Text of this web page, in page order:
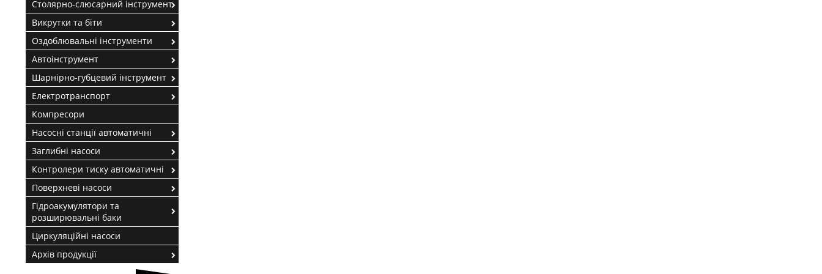
Столярно-слюсарний інструмент
Викрутки та біти
Оздоблювальні інструменти
Автоінструмент
Шарнірно-губцевий інструмент
Електротранспорт
Компресори
Насосні станції автоматичні
Заглибні насоси
Контролери тиску автоматичні
Поверхневі насоси
Гідроакумулятори та
розширювальні баки
Циркуляційні насоси
Архів продукції